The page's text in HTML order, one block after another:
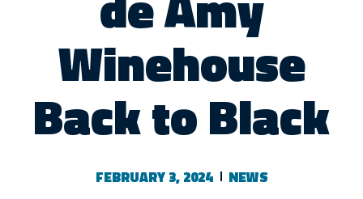
Winehouse
Back to Black
FEBRUARY 3, 2024 NEWS